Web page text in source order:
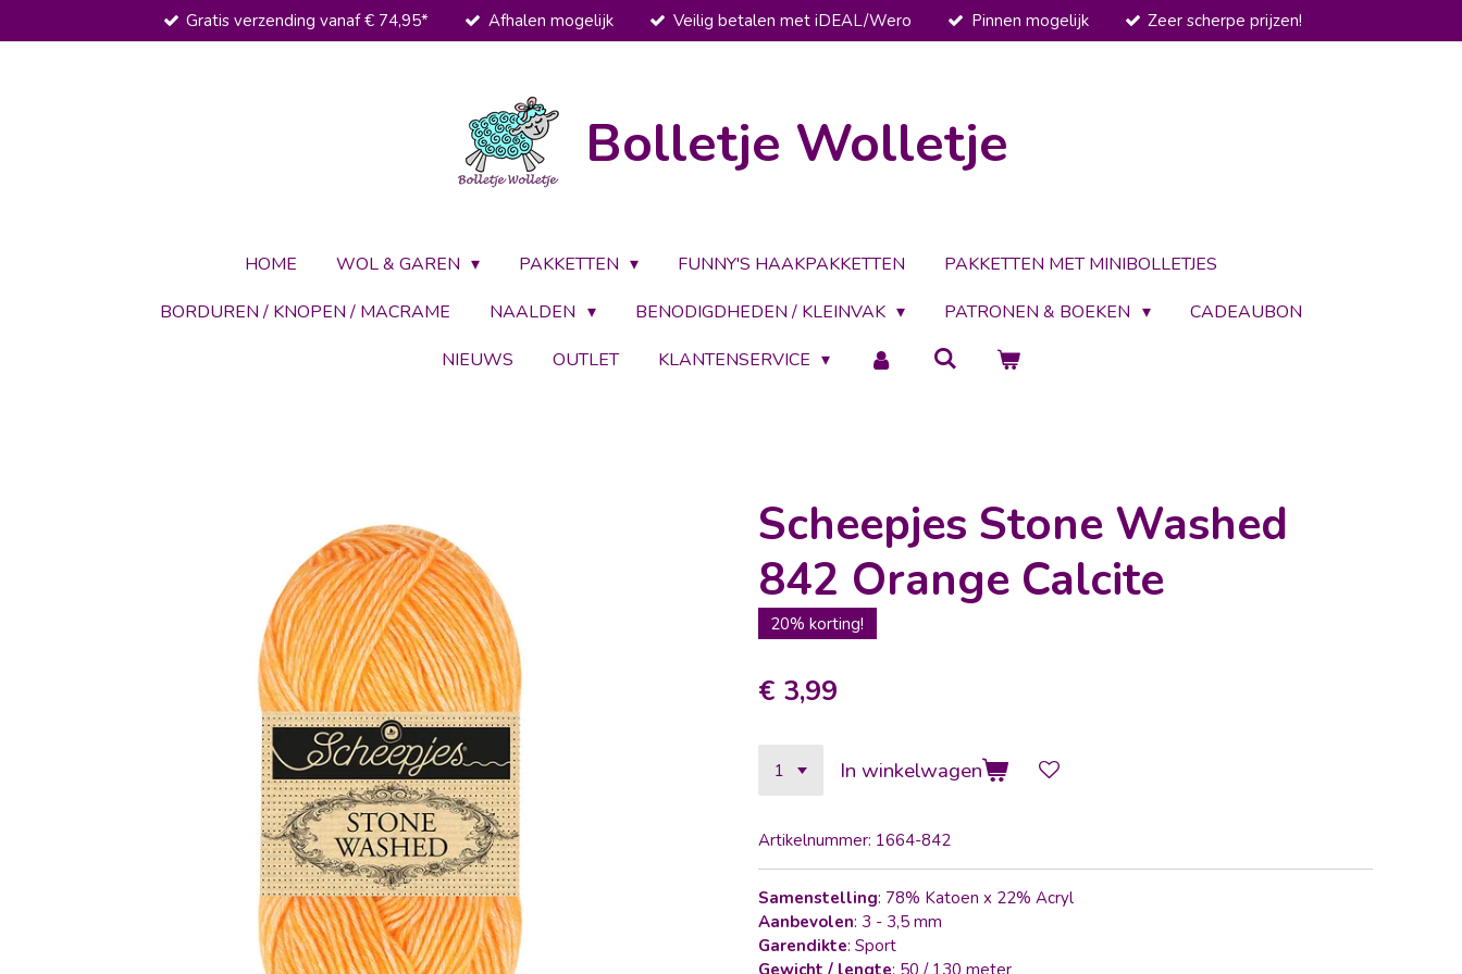
direct
Gratis verzending vanaf € 74,95* Afhalen mogelijk Veilig betalen met iDEAL/Wero Pinnen mogelijk Zeer scherpe prijzen!
Bolletje Wolletje
HOME WOL & GAREN PAKKETTEN FUNNY'S HAAKPAKKETTEN
PAKKETTEN MET MINIBOLLETJES
BORDUREN / KNOPEN / MACRAME
NAALDEN BENODIGDHEDEN / KLEINVAK PATRONEN & BOEKEN
CADEAUBON
NIEUWS
OUTLET KLANTENSERVICE
Scheepjes Stone Washed
842 Orange Calcite
20% korting!
€ 3,99
In winkelwagen
Artikelnummer: 1664-842
Samenstelling: 78% Katoen x 22% Acryl
Aanbevolen: 3 - 3,5 mm
Garendikte: Sport